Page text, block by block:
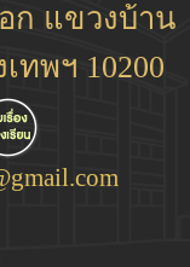
ก แขวงบ้าน
ทพฯ 10200